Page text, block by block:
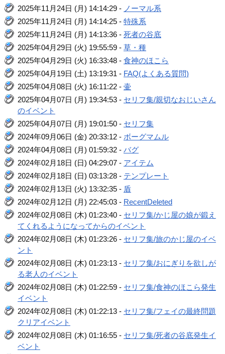
2025年11月24日 (月) 14:14:29 - ノーマル系
2025年11月24日 (月) 14:14:25 -特殊系
2025年11月24日 (月) 14:13:36 -死者の谷底
2025年04月29日 (火) 19:55:59 -草・種
2025年04月29日 (火) 16:33:48 -食神のほこら
2025年04月19日 (土) 13:19:31 - FAQ(よくある質問)
2025年04月08日 (火) 16:11:22 -壷
2025年04月07日 (月) 19:34:53 - セリフ集/親切なおじいさん
のイベント
2025年04月07日 (月) 19:01:50 - セリフ集
2024年09月06日 (金) 20:33:12 - ボーグマムル
2024年04月08日 (月) 01:59:32 -バグ
2024年02月18日 (日) 04:29:07 - アイテム
2024年02月18日 (日) 03:13:28 - テンプレート
2024年02月13日 (火) 13:32:35 - 盾
2024年02月12日 (月) 22:45:03 - RecentDeleted
2024年02月08日 (木) 01:23:40 - セリフ集/かじ屋の娘が鍛え
てくれるようになってからのイベント
2024年02月08日 (木) 01:23:26 - セリフ集/旅のかじ屋のイベ
ント
2024年02月08日 (木) 01:23:13 - セリフ集/おにぎりを欲しが
る老人のイベント
2024年02月08日 (木) 01:22:59 - セリフ集/食神のほこら発生
イベント
2024年02月08日 (木) 01:22:13 - セリフ集/フェイの最終問題
クリアイベント
2024年02月08日 (木) 01:16:55 - セリフ集/死者の谷底発生イ
ベント